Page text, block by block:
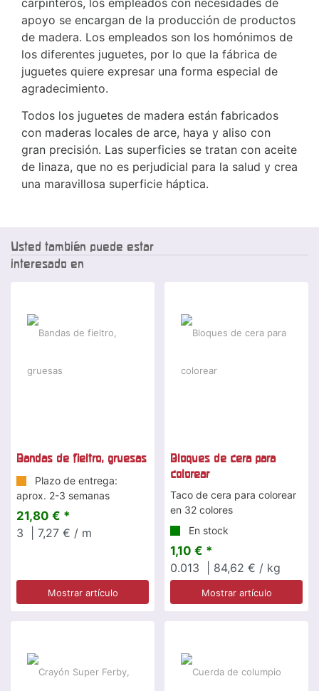
apoyo se encargan de la producción de productos
de madera. Los empleados son los homónimos de
los diferentes juguetes, por lo que la fábrica de
juguetes quiere expresar una forma especial de
agradecimiento.
Todos los juguetes de madera están fabricados
con maderas locales de arce, haya y aliso con
gran precisión. Las superficies se tratan con aceite
de linaza, que no es perjudicial para la salud y crea
una maravillosa superficie háptica.
Usted también puede estar
interesado en
Bandas de fieltro, gruesas
Plazo de entrega:
aprox. 2-3 semanas
21,80 € *
3
| 7,27 € / m
Mostrar artículo
Bloques de cera para
colorear
Taco de cera para colorear
en 32 colores
En stock
1,10 € *
0.013
| 84,62 € / kg
Mostrar artículo